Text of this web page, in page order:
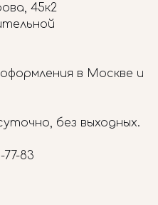
45к2
в Москве и
без выходных.
77-83